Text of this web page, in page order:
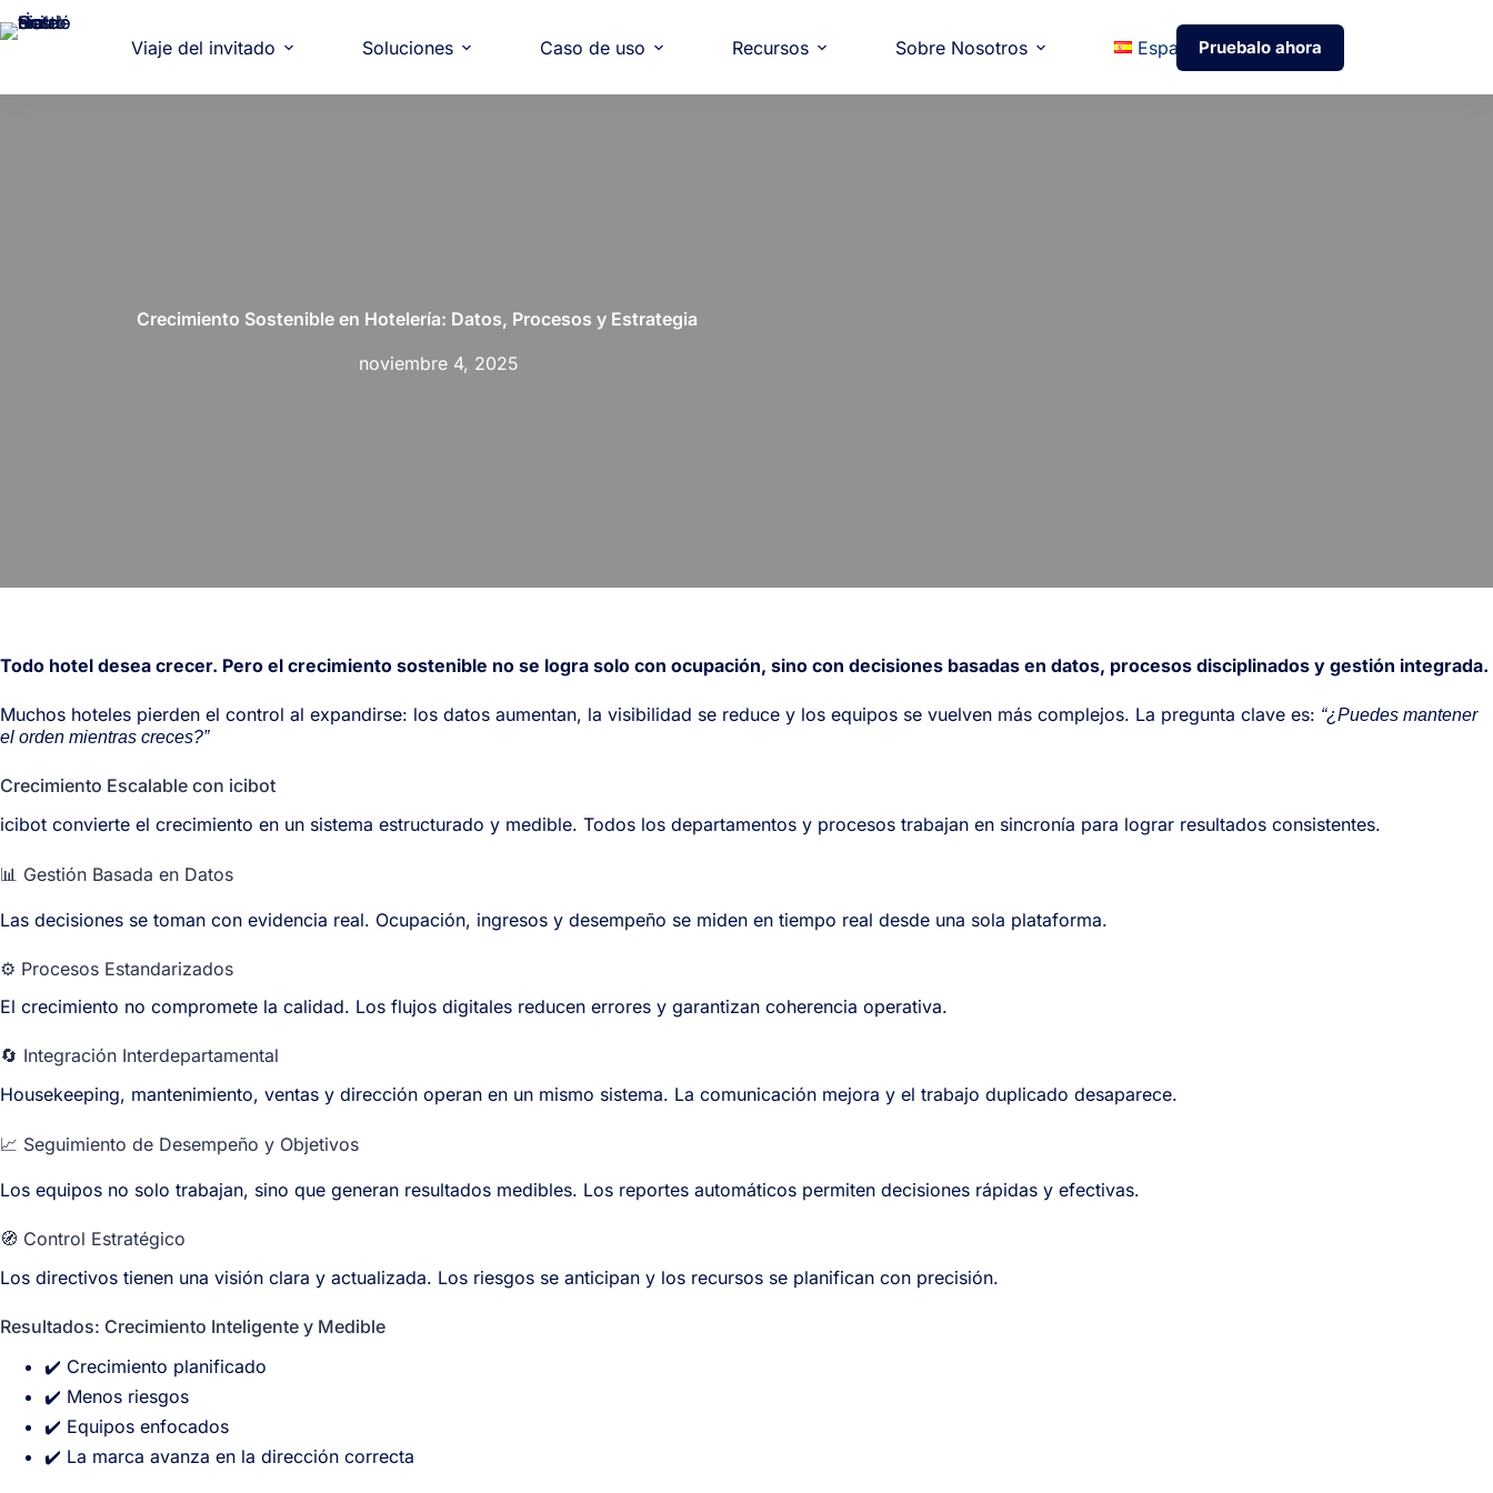
Viaje del invitado Soluciones Caso de uso Recursos Sobre Nosotros EspañolPruebalo ahora
Crecimiento Sostenible en Hotelería: Datos, Procesos y Estrategia
noviembre 4, 2025
Todo hotel desea crecer. Pero el crecimiento sostenible no se logra solo con ocupación, sino con decisiones basadas en datos, procesos disciplinados y gestión integrada.
Muchos hoteles pierden el control al expandirse: los datos aumentan, la visibilidad se reduce y los equipos se vuelven más complejos. La pregunta clave es: “¿Puedes mantener
el orden mientras creces?”
Crecimiento Escalable con icibot
icibot convierte el crecimiento en un sistema estructurado y medible. Todos los departamentos y procesos trabajan en sincronía para lograr resultados consistentes.
📊 Gestión Basada en Datos
Las decisiones se toman con evidencia real. Ocupación, ingresos y desempeño se miden en tiempo real desde una sola plataforma.
⚙️ Procesos Estandarizados
El crecimiento no compromete la calidad. Los flujos digitales reducen errores y garantizan coherencia operativa.
🔄 Integración Interdepartamental
Housekeeping, mantenimiento, ventas y dirección operan en un mismo sistema. La comunicación mejora y el trabajo duplicado desaparece.
📈 Seguimiento de Desempeño y Objetivos
Los equipos no solo trabajan, sino que generan resultados medibles. Los reportes automáticos permiten decisiones rápidas y efectivas.
🧭 Control Estratégico
Los directivos tienen una visión clara y actualizada. Los riesgos se anticipan y los recursos se planifican con precisión.
Resultados: Crecimiento Inteligente y Medible
✔️ Crecimiento planificado
✔️ Menos riesgos
✔️ Equipos enfocados
✔️ La marca avanza en la dirección correcta